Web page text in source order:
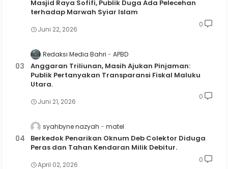
Masjid Raya Sofifi, Publik Duga Ada Pelecehan
terhadap Marwah Syiar Islam
Juni 22, 2026
0
Redaksi Media Bahri APBD
Anggaran Triliunan, Masih Ajukan Pinjaman:
Publik Pertanyakan Transparansi Fiskal Maluku
Utara.
Juni 21, 2026
0
syahbyne nazyah matel
Berkedok Penarikan Oknum Deb Colektor Diduga
Peras dan Tahan Kendaran Milik Debitur.
April 02, 2026
0